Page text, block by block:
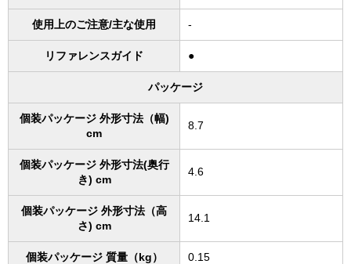
使用上のご注意/主な使用 -
リファレンスガイド ●
パッケージ
個装パッケージ 外形寸法（幅)
cm
8.7
個装パッケージ 外形寸法(奥行
き) cm
4.6
個装パッケージ 外形寸法（高
さ) cm
14.1
個装パッケージ 質量（kg） 0.15